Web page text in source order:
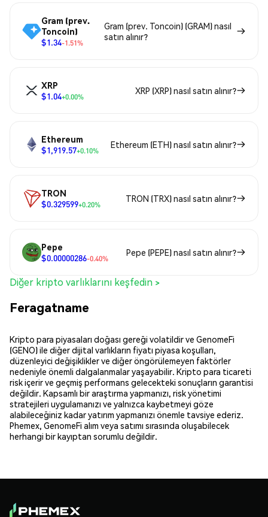
Gram (prev.
Toncoin)
$1.34-1.51%
Gram (prev. Toncoin) (GRAM) nasıl
satın alınır?
XRP
$1.04+0.00%
XRP (XRP) nasıl satın alınır?
Ethereum
$1,919.57+0.10%
Ethereum (ETH) nasıl satın alınır?
TRON
$0.329599+0.20%
TRON (TRX) nasıl satın alınır?
Pepe
$0.00000286-0.40%
Pepe (PEPE) nasıl satın alınır?
Diğer kripto varlıklarını keşfedin >
Feragatname
Kripto para piyasaları doğası gereği volatildir ve GenomeFi
(GENO) ile diğer dijital varlıkların fiyatı piyasa koşulları,
düzenleyici değişiklikler ve diğer öngörülemeyen faktörler
nedeniyle önemli dalgalanmalar yaşayabilir. Kripto para ticareti
risk içerir ve geçmiş performans gelecekteki sonuçların garantisi
değildir. Kapsamlı bir araştırma yapmanızı, risk yönetimi
stratejileri uygulamanızı ve yalnızca kaybetmeyi göze
alabileceğiniz kadar yatırım yapmanızı önemle tavsiye ederiz.
Phemex, GenomeFi alım veya satımı sırasında oluşabilecek
herhangi bir kayıptan sorumlu değildir.